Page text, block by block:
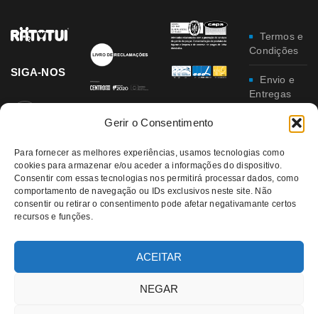
Gerir o Consentimento
Para fornecer as melhores experiências, usamos tecnologias como
cookies para armazenar e/ou aceder a informações do dispositivo.
Consentir com essas tecnologias nos permitirá processar dados, como
comportamento de navegação ou IDs exclusivos neste site. Não
consentir ou retirar o consentimento pode afetar negativamante certos
recursos e funções.
ACEITAR
NEGAR
SIGA-NOS
Termos e
Condições
Envio e
Entregas
Trocas e
Política
de
Privacidade